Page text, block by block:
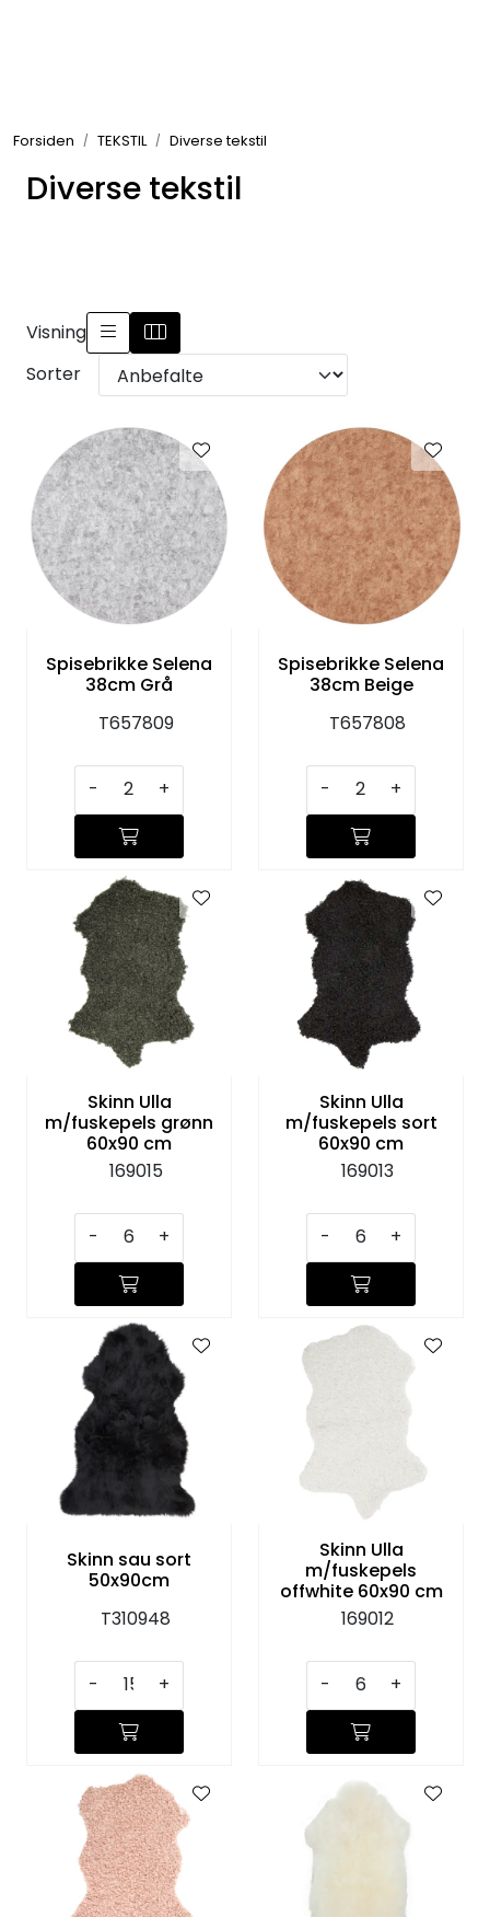
Forsiden TEKSTIL Diverse tekstil
Diverse tekstil
Visning
Sorter
Spisebrikke Selena
38cm Grå
T657809
- +
Spisebrikke Selena
38cm Beige
T657808
- +
Skinn Ulla
m/fuskepels grønn
60x90 cm
169015
- +
Skinn Ulla
m/fuskepels sort
60x90 cm
169013
- +
Skinn sau sort
50x90cm
T310948
- +
Skinn Ulla
m/fuskepels
offwhite 60x90 cm
169012
- +
UTEMILJØ
HJEM
INTERIØR
TEKSTIL
KJØKKEN
MØBLER
ACCESSORIES